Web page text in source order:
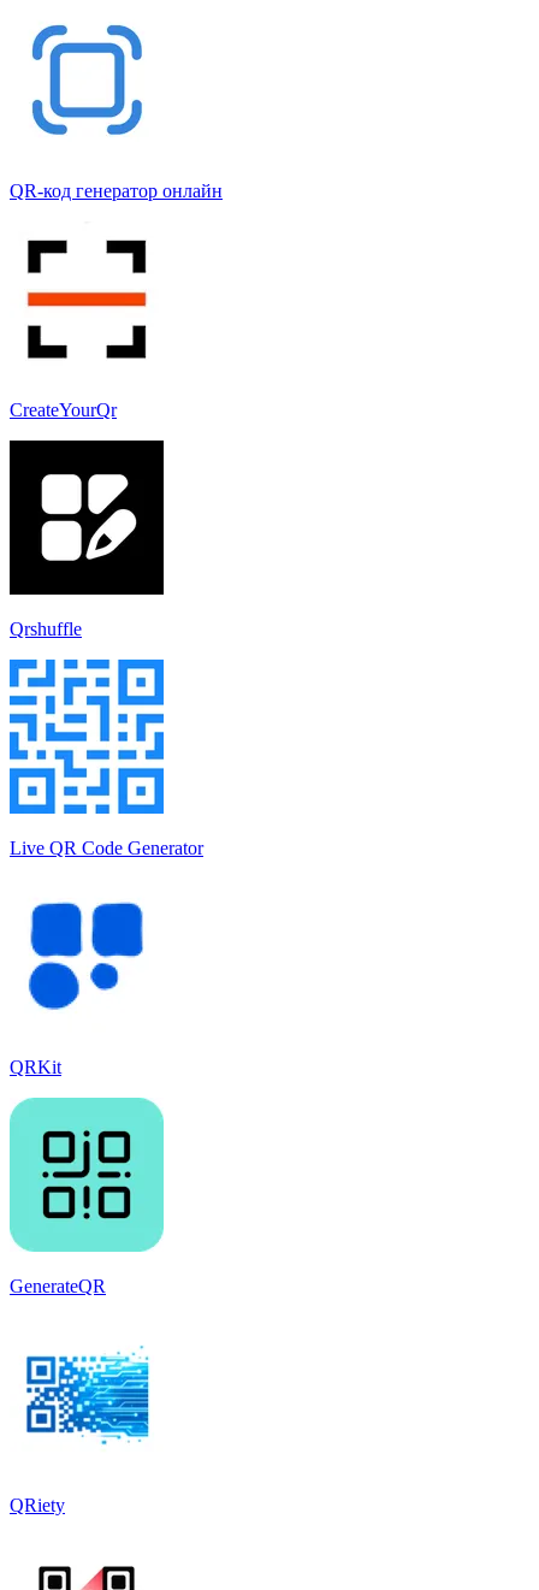
QR-код генератор онлайн
CreateYourQr
Qrshuffle
Live QR Code Generator
QRKit
GenerateQR
QRiety